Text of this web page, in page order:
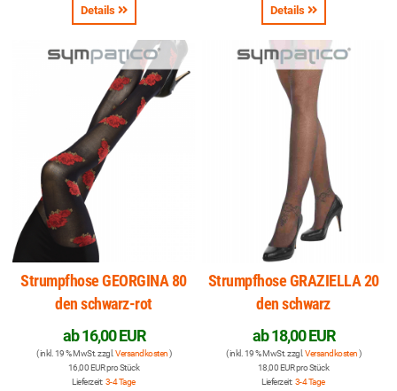
Details Details
Strumpfhose GEORGINA 80
den schwarz-rot
ab16,00 EUR
( inkl. 19 % MwSt. zzgl. Versandkosten)
16,00 EUR pro Stück
Lieferzeit: 3-4 Tage
Strumpfhose GRAZIELLA 20
den schwarz
ab18,00 EUR
( inkl. 19 % MwSt. zzgl. Versandkosten)
18,00 EUR pro Stück
Lieferzeit: 3-4 Tage